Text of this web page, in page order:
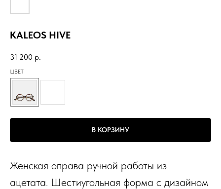
KALEOS HIVE
31 200 р.
ЦВЕТ
В КОРЗИНУ
Женская оправа ручной работы из
ацетата. Шестиугольная форма с дизайном